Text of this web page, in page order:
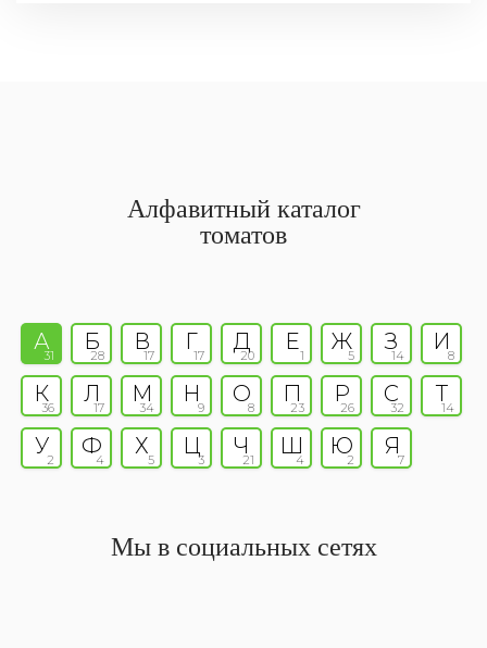
Алфавитный каталог
томатов
А
31
Б
28
В
17
Г
17
Д
20
Е
1
Ж
5
З
14
И
8
К
36
Л
17
М
34
Н
9
О
8
П
23
Р
26
С
32
Т
14
У
2
Ф
4
Х
5
Ц
3
Ч
21
Ш
4
Ю
2
Я
7
Мы в социальных сетях